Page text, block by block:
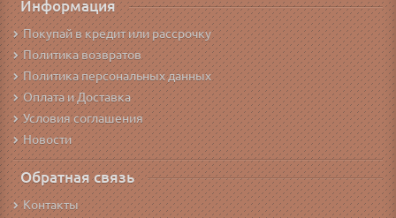
Информация
Покупай в кредит или рассрочку
Политика возвратов
Политика персональных данных
Оплата и Доставка
Условия соглашения
Новости
Обратная связь
Контакты